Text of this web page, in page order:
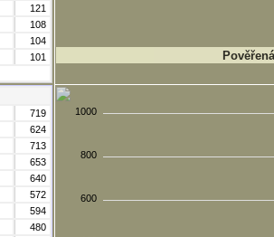
121
108
104
101
719
624
713
653
640
572
594
480
600
800
1000